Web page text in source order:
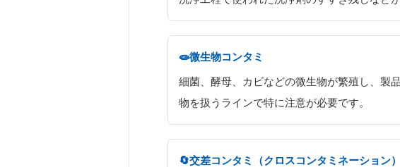
🧫微生物コンタミ
細菌、酵母、カビなどの微生物が繁殖し、製
物を扱うラインで特に注意が必要です。
🔄交差コンタミ（クロスコンタミネーション）